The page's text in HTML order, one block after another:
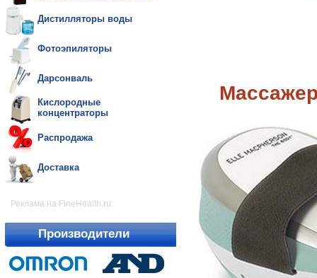
Дистилляторы воды
Фотоэпиляторы
Дарсонваль
Кислородные
концентраторы
Распродажа
Доставка
Реклама на FineHealth.ru:
Производители